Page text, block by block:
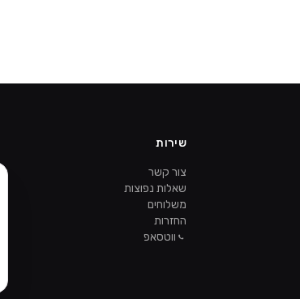
שירות
צור קשר
שאלות נפוצות
משלוחים
החזרות
ווטסאפ